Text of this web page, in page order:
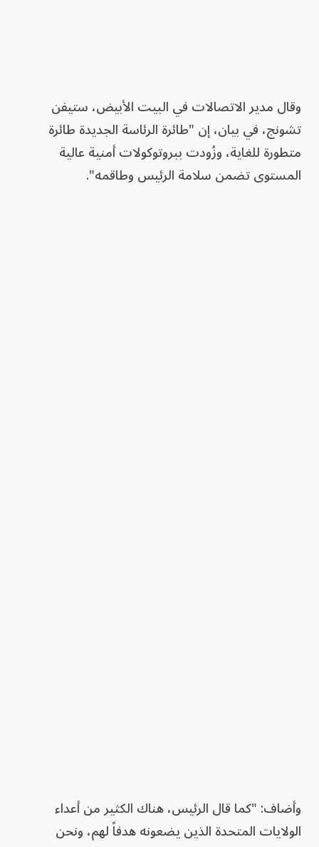
وقال مدير الاتصالات في البيت الأبيض، ستيفن
تشونج، في بيان، إن "طائرة الرئاسة الجديدة طائرة
متطورة للغاية، وزُودت ببروتوكولات أمنية عالية
المستوى تضمن سلامة الرئيس وطاقمه".
وأضاف: "كما قال الرئيس، هناك الكثير من أعداء
الولايات المتحدة الذين يضعونه هدفاً لهم، ونحن